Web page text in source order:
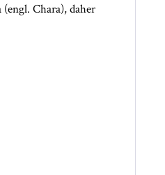
Chara), daher